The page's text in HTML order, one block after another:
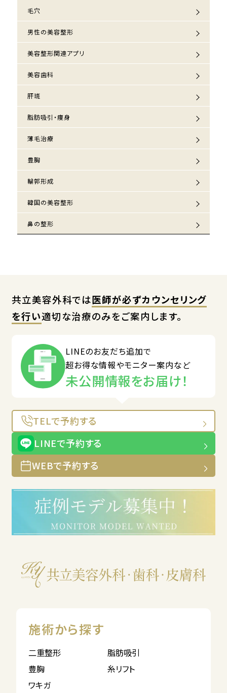
毛穴
男性の美容整形
美容整形関連アプリ
美容歯科
肝斑
脂肪吸引・痩身
薄毛治療
豊胸
輪郭形成
韓国の美容整形
鼻の整形
共立美容外科では医師が必ずカウンセリング
を行い適切な治療のみをご案内します。
LINEのお友だち追加で
超お得な情報やモニター案内など
未公開情報をお届け！
TELで予約する
LINEで予約する
WEBで予約する
施術から探す
二重整形
脂肪吸引
豊胸
糸リフト
ワキガ